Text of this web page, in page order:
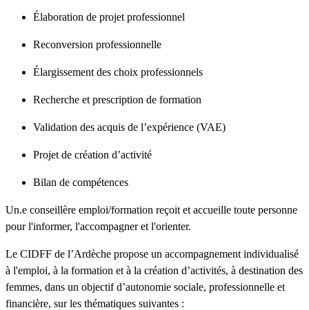
Élaboration de projet professionnel
Reconversion professionnelle
Élargissement des choix professionnels
Recherche et prescription de formation
Validation des acquis de l’expérience (VAE)
Projet de création d’activité
Bilan de compétences
Un.e conseillère emploi/formation reçoit et accueille toute personne
pour l'informer, l'accompagner et l'orienter.
Le CIDFF de l’Ardèche propose un accompagnement individualisé
à l'emploi, à la formation et à la création d’activités, à destination des
femmes, dans un objectif d’autonomie sociale, professionnelle et
financière, sur les thématiques suivantes :